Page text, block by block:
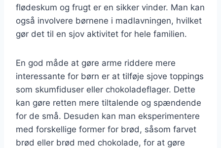
flødeskum og frugt er en sikker vinder. Man kan
også involvere børnene i madlavningen, hvilket
gør det til en sjov aktivitet for hele familien.
En god måde at gøre arme riddere mere
interessante for børn er at tilføje sjove toppings
som skumfiduser eller chokoladeflager. Dette
kan gøre retten mere tiltalende og spændende
for de små. Desuden kan man eksperimentere
med forskellige former for brød, såsom farvet
brød eller brød med chokolade, for at gøre